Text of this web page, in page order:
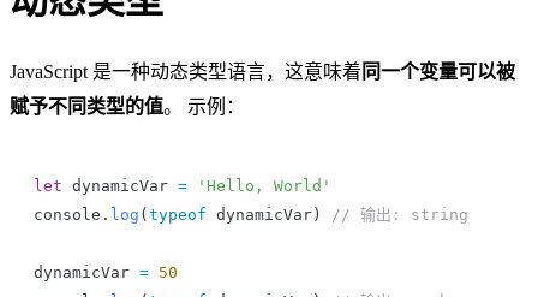
JavaScript 是一种动态类型语言，这意味着 同一个变量可以被
赋予不同类型的值。 示例：
let dynamicVar = 'Hello, World'
console . log ( typeof dynamicVar ) // 输出: string
dynamicVar = 50